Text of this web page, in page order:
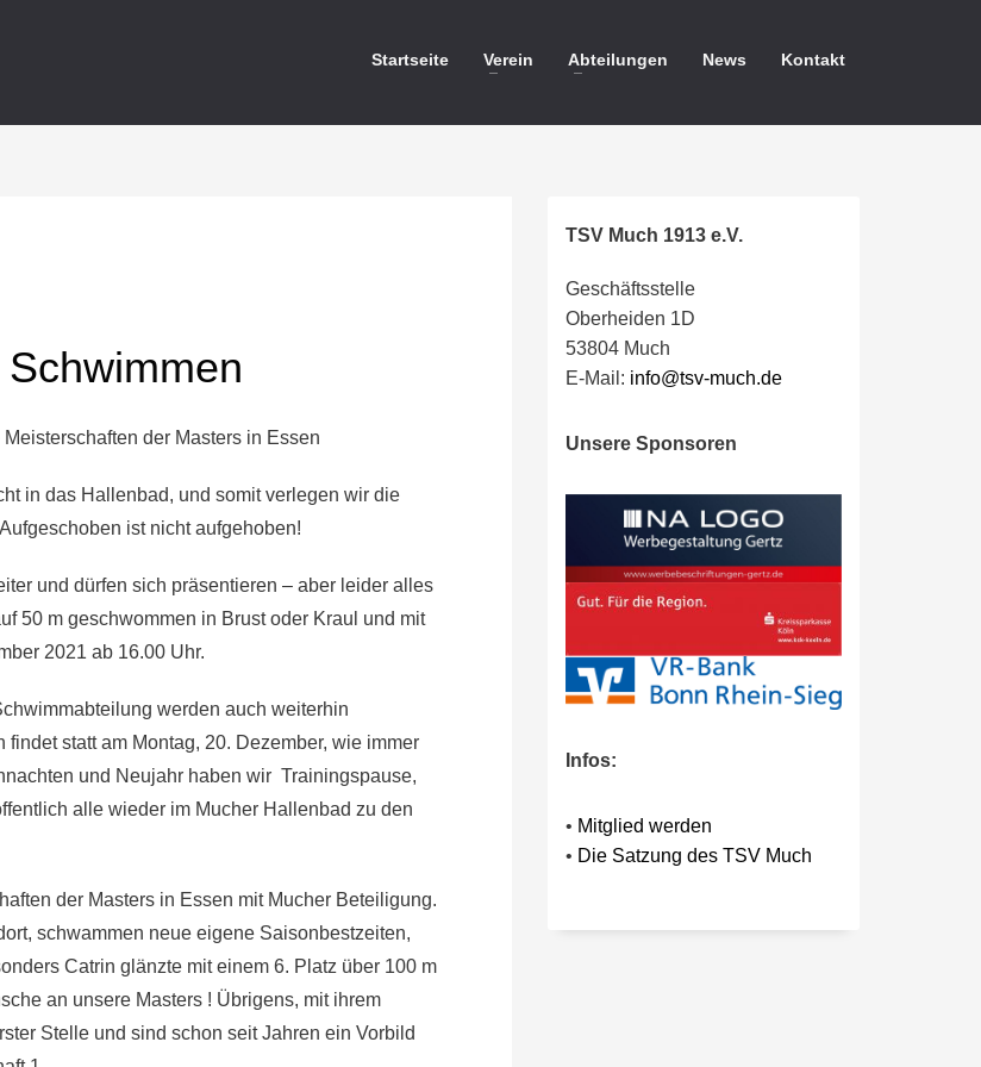
Startseite Verein Abteilungen News Kontakt
der Masters in Essen
in das Hallenbad, und somit verlegen wir die
ist nicht aufgehoben!
und dürfen sich präsentieren – aber leider alles
50 m geschwommen in Brust oder Kraul und mit
2021 ab 16.00 Uhr.
werden auch weiterhin
statt am Montag, 20. Dezember, wie immer
und Neujahr haben wir Trainingspause,
alle wieder im Mucher Hallenbad zu den
der Masters in Essen mit Mucher Beteiligung.
schwammen neue eigene Saisonbestzeiten,
Catrin glänzte mit einem 6. Platz über 100 m
an unsere Masters ! Übrigens, mit ihrem
Stelle und sind schon seit Jahren ein Vorbild
TSV Much 1913 e.V.
Geschäftsstelle
Oberheiden 1D
53804 Much
E-Mail: info@tsv-much.de
Unsere Sponsoren
Infos:
• Mitglied werden
• Die Satzung des TSV Much